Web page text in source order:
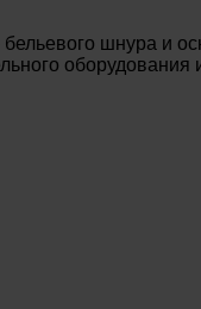
шнура и